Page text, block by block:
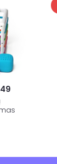
Price
€20,00